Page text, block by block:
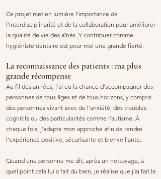
Ce projet met en lumière l’importance de
l’interdisciplinarité et de la collaboration pour améliorer
la qualité de vie des aînés. Y contribuer comme
hygiéniste dentaire est pour moi une grande fierté.
La reconnaissance des patients : ma plus
grande récompense
Au fil des années, j’ai eu la chance d’accompagner des
personnes de tous âges et de tous horizons, y compris
des personnes vivant avec de l’anxiété, des troubles
cognitifs ou des particularités comme l’autisme. À
chaque fois, j’adapte mon approche afin de rendre
l’expérience positive, sécurisante et bienveillante.
Quand une personne me dit, après un nettoyage, à
quel point cela lui a fait du bien, je réalise que j’ai fait le